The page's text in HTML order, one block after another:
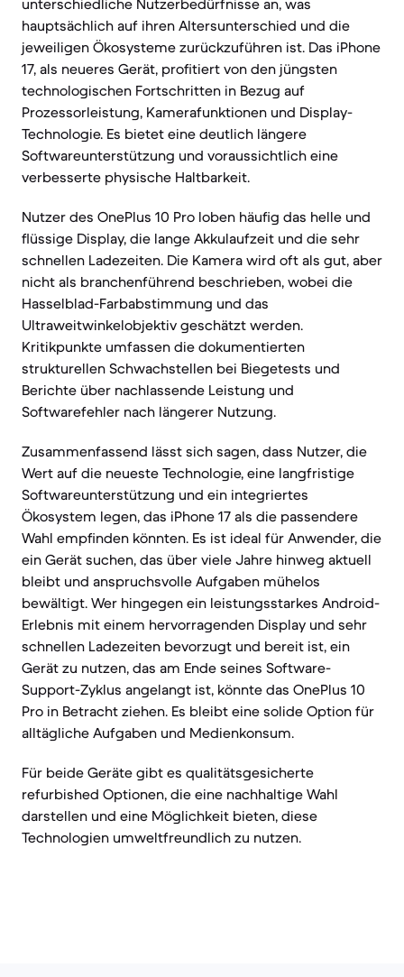
unterschiedliche Nutzerbedürfnisse an, was
hauptsächlich auf ihren Altersunterschied und die
jeweiligen Ökosysteme zurückzuführen ist. Das iPhone
17, als neueres Gerät, profitiert von den jüngsten
technologischen Fortschritten in Bezug auf
Prozessorleistung, Kamerafunktionen und Display-
Technologie. Es bietet eine deutlich längere
Softwareunterstützung und voraussichtlich eine
verbesserte physische Haltbarkeit.
Nutzer des OnePlus 10 Pro loben häufig das helle und
flüssige Display, die lange Akkulaufzeit und die sehr
schnellen Ladezeiten. Die Kamera wird oft als gut, aber
nicht als branchenführend beschrieben, wobei die
Hasselblad-Farbabstimmung und das
Ultraweitwinkelobjektiv geschätzt werden.
Kritikpunkte umfassen die dokumentierten
strukturellen Schwachstellen bei Biegetests und
Berichte über nachlassende Leistung und
Softwarefehler nach längerer Nutzung.
Zusammenfassend lässt sich sagen, dass Nutzer, die
Wert auf die neueste Technologie, eine langfristige
Softwareunterstützung und ein integriertes
Ökosystem legen, das iPhone 17 als die passendere
Wahl empfinden könnten. Es ist ideal für Anwender, die
ein Gerät suchen, das über viele Jahre hinweg aktuell
bleibt und anspruchsvolle Aufgaben mühelos
bewältigt. Wer hingegen ein leistungsstarkes Android-
Erlebnis mit einem hervorragenden Display und sehr
schnellen Ladezeiten bevorzugt und bereit ist, ein
Gerät zu nutzen, das am Ende seines Software-
Support-Zyklus angelangt ist, könnte das OnePlus 10
Pro in Betracht ziehen. Es bleibt eine solide Option für
alltägliche Aufgaben und Medienkonsum.
Für beide Geräte gibt es qualitätsgesicherte
refurbished Optionen, die eine nachhaltige Wahl
darstellen und eine Möglichkeit bieten, diese
Technologien umweltfreundlich zu nutzen.